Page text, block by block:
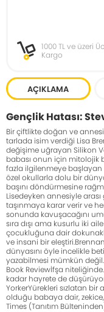
1000 TL ve üzeri
Kargo
AÇIKLAMA
Gençlik Hatası:
Bir çiftlikte doğan ve
tarlada isim verdiği Lisa
değişime uğrayan Silikon
babası onun için mitolojik
fazla ilgilenmeye başlayan
özel okullarla dolu bir
başını döndürmesine
Lisedeyken annesiyle
taşınmaya karar verir ve
sonunda kavuşacağını
sıra dışı ama kusurlu iki
çocukluğuna dair
ve insani bir
dünyasını öyle incelikle
yazabilmesi mümkün değil.
Book Reviewİfşa
kadar hayrete de
YorkerYürekleri sızlatan bir
olduğu babaya dair,
Times (Tanıtım